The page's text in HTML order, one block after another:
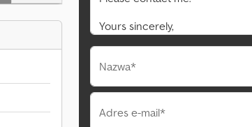
Nazwa*
Adres e-mail*